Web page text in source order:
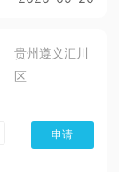
贵州遵义汇川
区
申请